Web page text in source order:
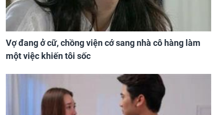
Vợ đang ở cữ, chồng viện cớ sang nhà cô hàng làm
một việc khiến tôi sốc